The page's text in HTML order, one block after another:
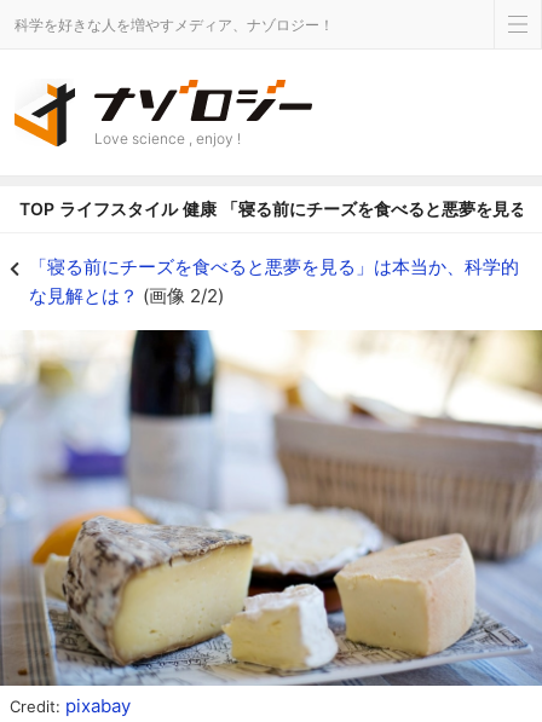
科学を好きな人を増やすメディア、ナゾロジー！
Love science , enjoy !
TOP ライフスタイル 健康 「寝る前にチーズを食べると悪夢を見る
「寝る前にチーズを食べると悪夢を見る」は本当か、科学的
な見解とは？ (画像 2/2)
Credit: pixabay